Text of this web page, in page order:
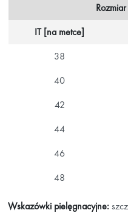
Rozmiar
IT [na metce]
38
40
42
44
46
48
Wskazówki pielęgnacyjne: